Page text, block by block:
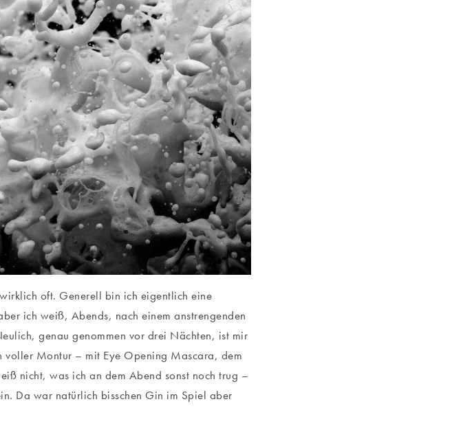
oft. Generell bin ich eigentlich eine
ich weiß, Abends, nach einem anstrengenden
genau genommen vor drei Nächten, ist mir
voller Montur – mit Eye Opening Mascara, dem
nicht, was ich an dem Abend sonst noch trug –
Da war natürlich bisschen Gin im Spiel aber